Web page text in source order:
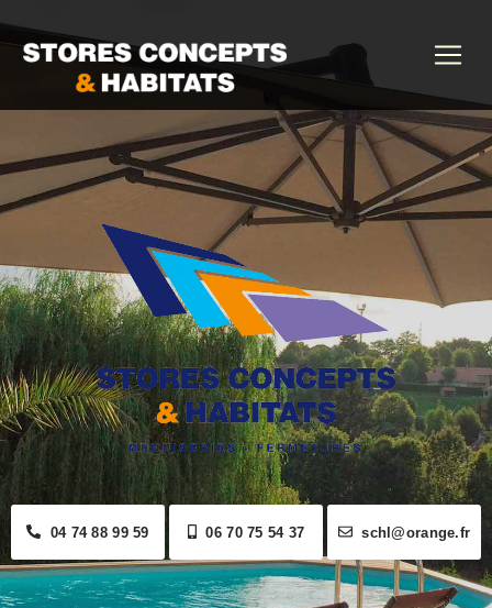
04 74 88 99 59 06 70 75 54 37 schl@orange.fr